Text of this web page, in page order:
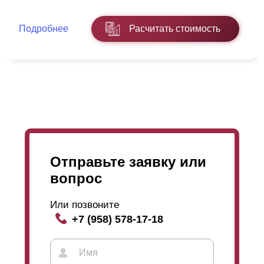
Подробнее Расчитать стоимость
Отправьте заявку или
вопрос
Или позвоните
+7 (958) 578-17-18